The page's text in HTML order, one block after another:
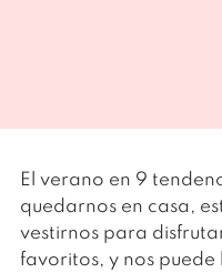
El verano en 9
quedarnos en casa,
vestirnos para
favoritos, y nos